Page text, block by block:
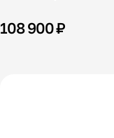
108 900 ₽